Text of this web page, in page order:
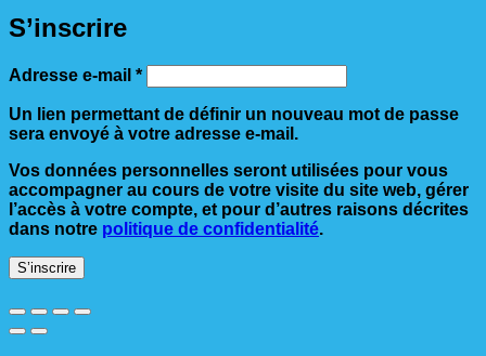
S’inscrire
Adresse e-mail *Obligatoire
Un lien permettant de définir un nouveau mot de passe
sera envoyé à votre adresse e-mail.
Vos données personnelles seront utilisées pour vous
accompagner au cours de votre visite du site web, gérer
l’accès à votre compte, et pour d’autres raisons décrites
dans notre politique de confidentialité.
S’inscrire